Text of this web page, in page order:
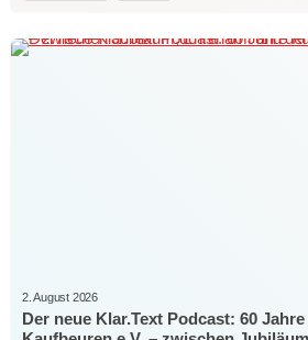
2. August 2026
Der neue Klar.Text Podcast: 60